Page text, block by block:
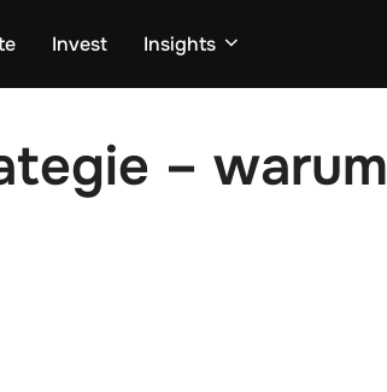
Invest Insights
– warum